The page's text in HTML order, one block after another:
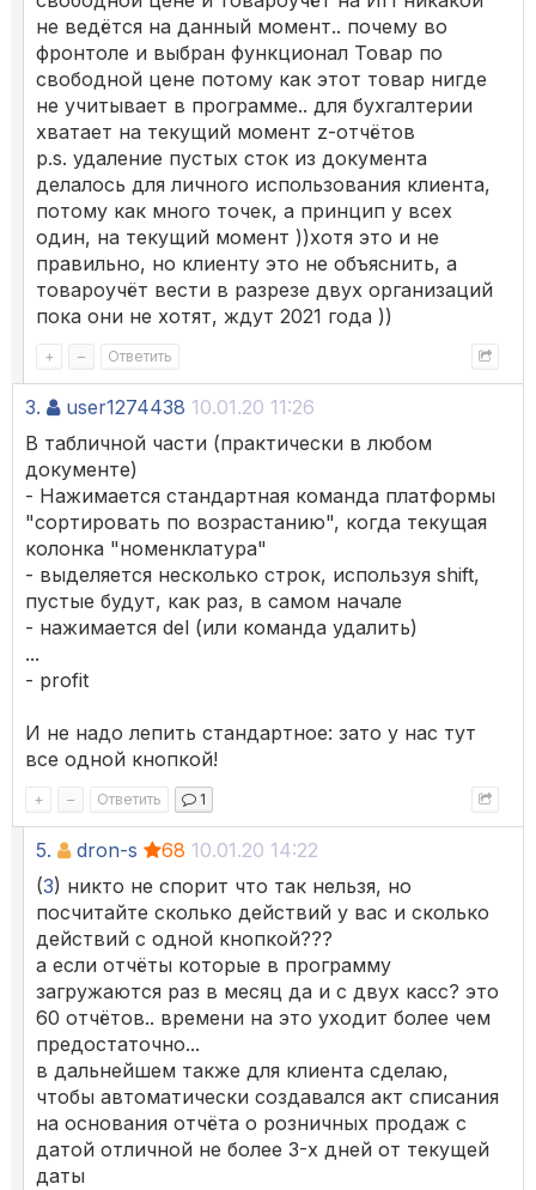
не ведётся на данный момент.. почему во
фронтоле и выбран функционал Товар по
свободной цене потому как этот товар нигде
не учитывает в программе.. для бухгалтерии
хватает на текущий момент z-отчётов
p.s. удаление пустых сток из документа
делалось для личного использования клиента,
потому как много точек, а принцип у всех
один, на текущий момент ))хотя это и не
правильно, но клиенту это не объяснить, а
товароучёт вести в разрезе двух организаций
пока они не хотят, ждут 2021 года ))
+ – Ответить
3. user1274438 10.01.20 11:26
В табличной части (практически в любом
документе)
- Нажимается стандартная команда платформы
"сортировать по возрастанию", когда текущая
колонка "номенклатура"
- выделяется несколько строк, используя shift,
пустые будут, как раз, в самом начале
- нажимается del (или команда удалить)
...
- profit
И не надо лепить стандартное: зато у нас тут
все одной кнопкой!
+ – Ответить 1
5. dron-s 68 10.01.20 14:22
(3) никто не спорит что так нельзя, но
посчитайте сколько действий у вас и сколько
действий с одной кнопкой???
а если отчёты которые в программу
загружаются раз в месяц да и с двух касс? это
60 отчётов.. времени на это уходит более чем
предостаточно...
в дальнейшем также для клиента сделаю,
чтобы автоматически создавался акт списания
на основания отчёта о розничных продаж с
датой отличной не более 3-х дней от текущей
даты